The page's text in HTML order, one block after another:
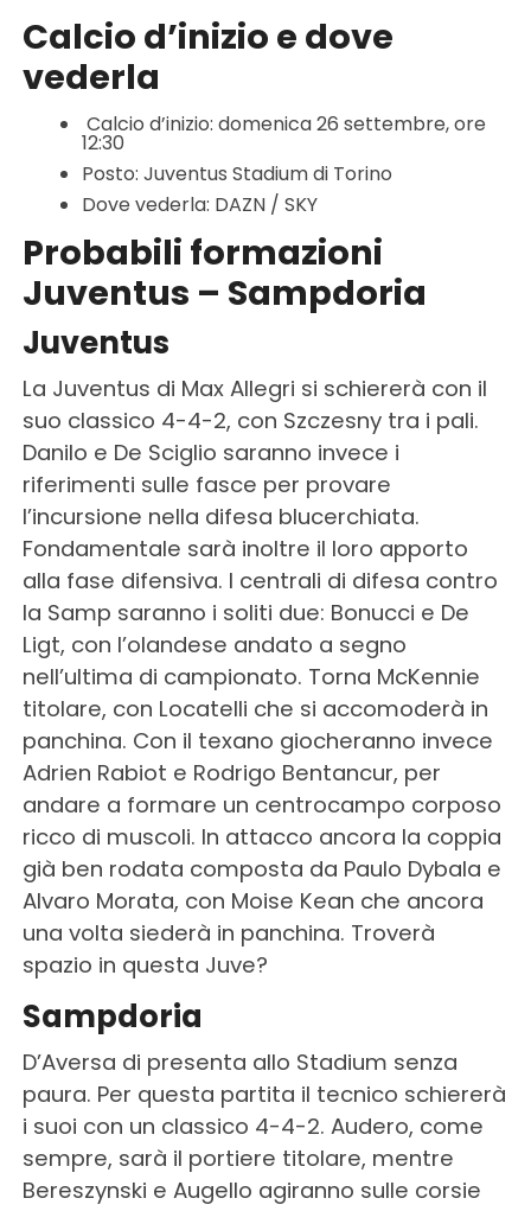
Calcio d’inizio e dove
vederla
Calcio d’inizio: domenica 26 settembre, ore
12:30
Posto: Juventus Stadium di Torino
Dove vederla: DAZN / SKY
Probabili formazioni
Juventus – Sampdoria
Juventus
La Juventus di Max Allegri si schiererà con il
suo classico 4-4-2, con Szczesny tra i pali.
Danilo e De Sciglio saranno invece i
riferimenti sulle fasce per provare
l’incursione nella difesa blucerchiata.
Fondamentale sarà inoltre il loro apporto
alla fase difensiva. I centrali di difesa contro
la Samp saranno i soliti due: Bonucci e De
Ligt, con l’olandese andato a segno
nell’ultima di campionato. Torna McKennie
titolare, con Locatelli che si accomoderà in
panchina. Con il texano giocheranno invece
Adrien Rabiot e Rodrigo Bentancur, per
andare a formare un centrocampo corposo
ricco di muscoli. In attacco ancora la coppia
già ben rodata composta da Paulo Dybala e
Alvaro Morata, con Moise Kean che ancora
una volta siederà in panchina. Troverà
spazio in questa Juve?
Sampdoria
D’Aversa di presenta allo Stadium senza
paura. Per questa partita il tecnico schiererà
i suoi con un classico 4-4-2. Audero, come
sempre, sarà il portiere titolare, mentre
Bereszynski e Augello agiranno sulle corsie